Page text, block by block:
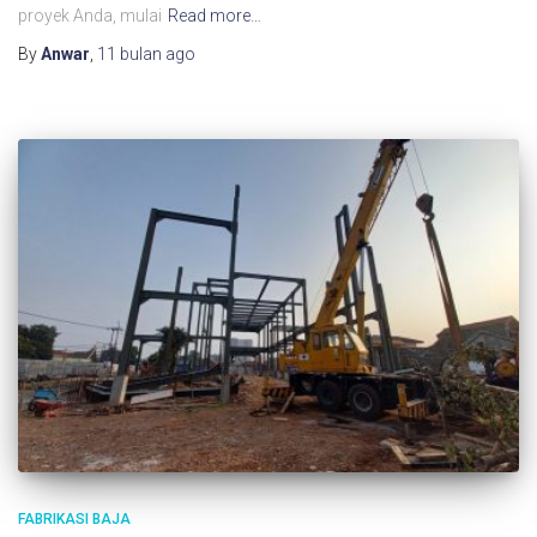
proyek Anda, mulai Read more…
ByAnwar 11 bulan ago
FABRIKASI BAJA